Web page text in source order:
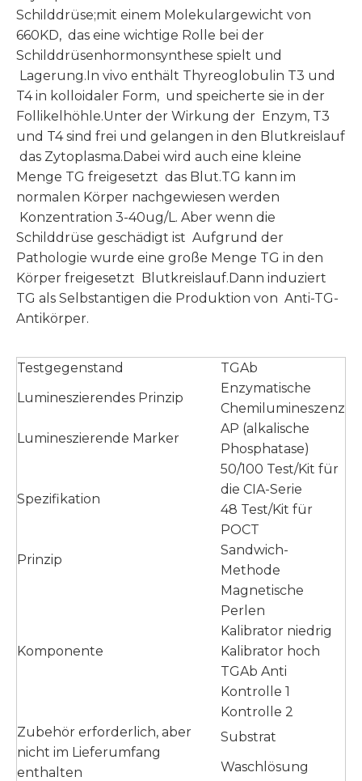
Schilddrüse;mit einem Molekulargewicht von
660KD, das eine wichtige Rolle bei der
Schilddrüsenhormonsynthese spielt und
Lagerung.In vivo enthält Thyreoglobulin T3 und
T4 in kolloidaler Form, und speicherte sie in der
Follikelhöhle.Unter der Wirkung der Enzym, T3
und T4 sind frei und gelangen in den Blutkreislauf
das Zytoplasma.Dabei wird auch eine kleine
Menge TG freigesetzt das Blut.TG kann im
normalen Körper nachgewiesen werden
Konzentration 3-40ug/L. Aber wenn die
Schilddrüse geschädigt ist Aufgrund der
Pathologie wurde eine große Menge TG in den
Körper freigesetzt Blutkreislauf.Dann induziert
TG als Selbstantigen die Produktion von Anti-TG-
Antikörper.
Testgegenstand
TGAb
Lumineszierendes Prinzip
Enzymatische
Chemilumineszenz
Lumineszierende Marker
AP (alkalische
Phosphatase)
Spezifikation
50/100 Test/Kit für
die CIA-Serie
48 Test/Kit für
POCT
Prinzip
Sandwich-
Methode
Komponente
Magnetische
Perlen
Kalibrator niedrig
Kalibrator hoch
TGAb Anti
Kontrolle 1
Kontrolle 2
Zubehör erforderlich, aber
nicht im Lieferumfang
enthalten
Substrat
Waschlösung